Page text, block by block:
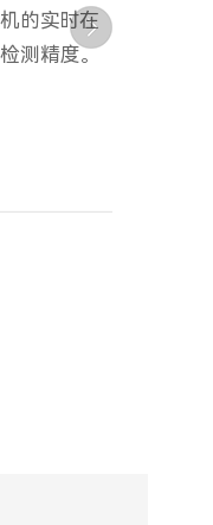
的实时在
测精度。